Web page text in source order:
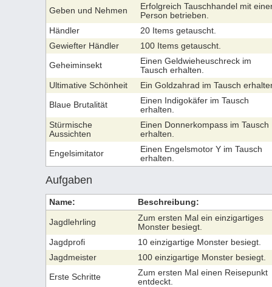
Geben und Nehmen
Erfolgreich Tauschhandel mit
Person betrieben.
Händler
20 Items getauscht.
Gewiefter Händler
100 Items getauscht.
Geheiminsekt
Einen Geldwieheuschreck im
Tausch erhalten.
Ultimative Schönheit
Ein Goldzahrad im Tausch
Blaue Brutalität
Einen Indigokäfer im Tausch
erhalten.
Stürmische
Aussichten
Einen Donnerkompass im Tausch
erhalten.
Engelsimitator
Einen Engelsmotor Y im Tausch
erhalten.
Aufgaben
Name: Beschreibung:
Jagdlehrling
Zum ersten Mal ein einzigartiges
Monster besiegt.
Jagdprofi
10 einzigartige Monster besiegt.
Jagdmeister
100 einzigartige Monster besiegt.
Erste Schritte
Zum ersten Mal einen Reisepunkt
entdeckt.